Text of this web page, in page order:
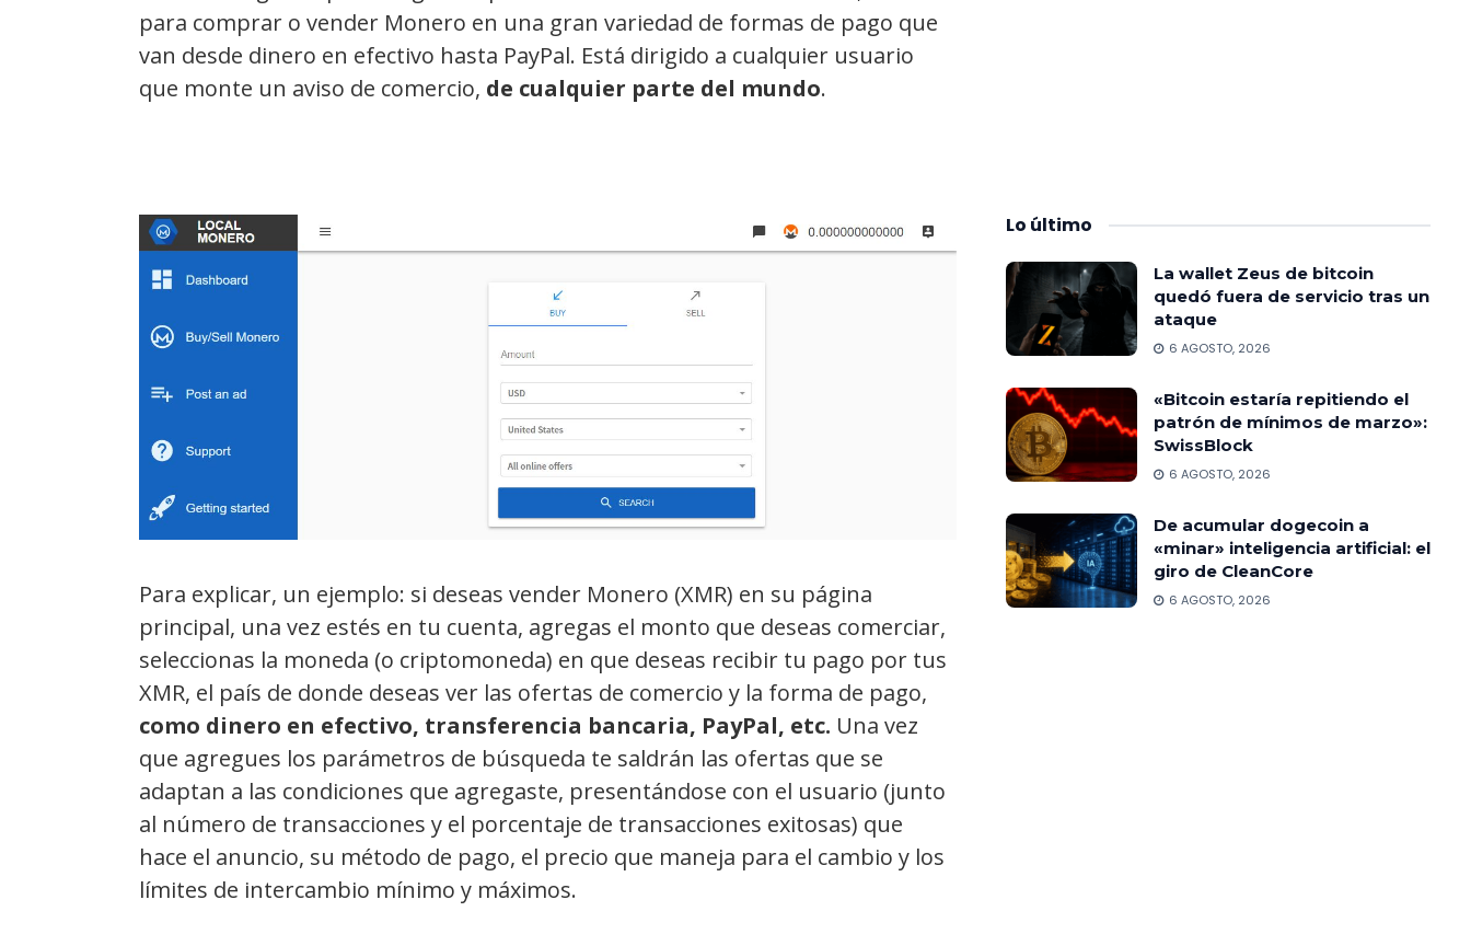
para comprar o vender Monero en una gran variedad de formas de pago que
van desde dinero en efectivo hasta PayPal. Está dirigido a cualquier usuario
que monte un aviso de comercio, de cualquier parte del mundo.
Para explicar, un ejemplo: si deseas vender Monero (XMR) en su página
principal, una vez estés en tu cuenta, agregas el monto que deseas comerciar,
seleccionas la moneda (o criptomoneda) en que deseas recibir tu pago por tus
XMR, el país de donde deseas ver las ofertas de comercio y la forma de pago,
como dinero en efectivo, transferencia bancaria, PayPal, etc. Una vez
que agregues los parámetros de búsqueda te saldrán las ofertas que se
adaptan a las condiciones que agregaste, presentándose con el usuario (junto
al número de transacciones y el porcentaje de transacciones exitosas) que
hace el anuncio, su método de pago, el precio que maneja para el cambio y los
límites de intercambio mínimo y máximos.
Lo último
La wallet Zeus de bitcoin
quedó fuera de servicio tras un
ataque
6 AGOSTO, 2026
«Bitcoin estaría repitiendo el
patrón de mínimos de marzo»:
SwissBlock
6 AGOSTO, 2026
De acumular dogecoin a
«minar» inteligencia artificial: el
giro de CleanCore
6 AGOSTO, 2026